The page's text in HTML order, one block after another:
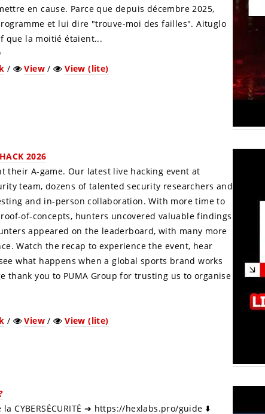
en cause. Parce que depuis décembre 2025,
et lui dire "trouve-moi des failles". Aituglo
que la moitié étaient...
/ View / View (lite)
2026
their A-game. Our latest live hacking event at
team, dozens of talented security researchers and
and in-person collaboration. With more time to
of-concepts, hunters uncovered valuable findings
appeared on the leaderboard, with many more
Watch the recap to experience the event, hear
what happens when a global sports brand works
thank you to PUMA Group for trusting us to organise
/ View / View (lite)
CYBERSÉCURITÉ ➔ https://hexlabs.pro/guide ⬇️